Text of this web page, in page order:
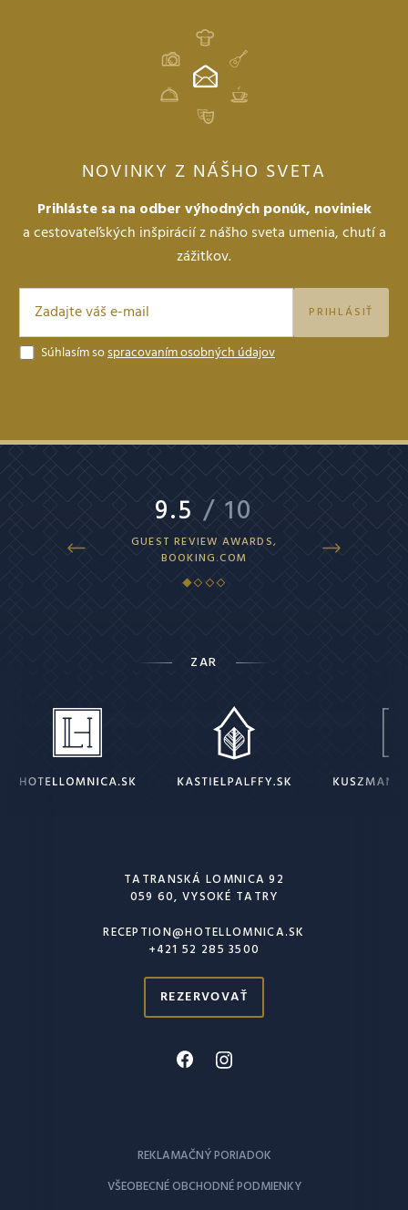
NOVINKY Z NÁŠHO SVETA
Prihláste sa na odber výhodných ponúk, noviniek
a cestovateľských inšpirácií z nášho sveta umenia, chutí a
zážitkov.
PRIHLÁSIŤ
Súhlasím sospracovaním osobných údajov
9.5 / 10
GUEST REVIEW AWARDS,
BOOKING.COM
SUPERB,
ZAR
TATRANSKÁ LOMNICA 92
059 60, VYSOKÉ TATRY
REZERVOVAŤ
RECEPTION@HOTELLOMNICA.SK
+421 52 285 3500
REKLAMAČNÝ PORIADOK
VŠEOBECNÉ OBCHODNÉ PODMIENKY